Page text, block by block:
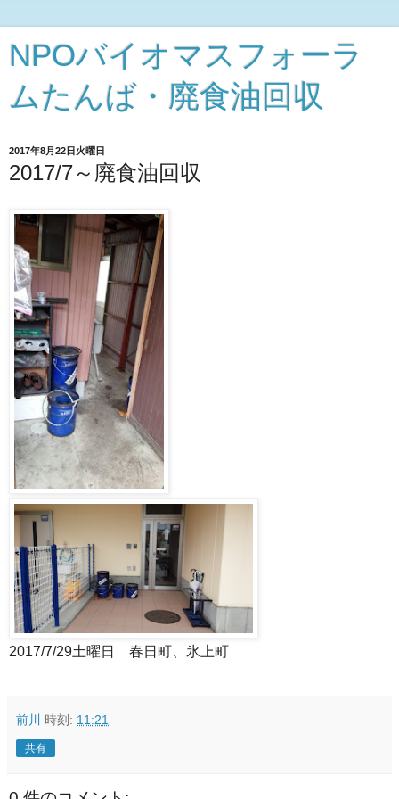
NPOバイオマスフォーラ
ムたんば・廃食油回収
2017年8月22日火曜日
2017/7～廃食油回収
2017/7/29土曜日 春日町、氷上町
前川 時刻: 11:21
共有